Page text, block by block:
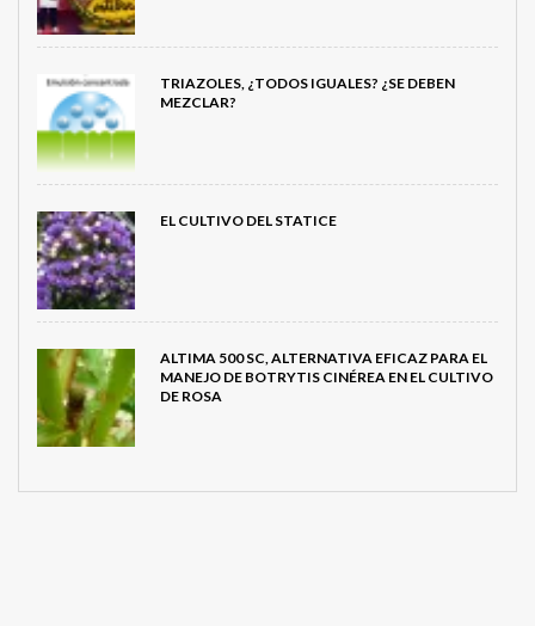
TRIAZOLES, ¿TODOS IGUALES? ¿SE DEBEN
MEZCLAR?
EL CULTIVO DEL STATICE
ALTIMA 500 SC, ALTERNATIVA EFICAZ PARA EL
MANEJO DE BOTRYTIS CINÉREA EN EL CULTIVO
DE ROSA